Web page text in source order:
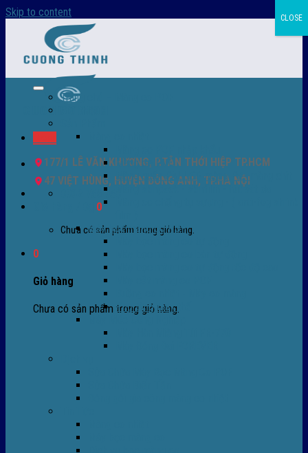
Skip to content
177/1 LÊ VĂN KHƯƠNG, P.TÂN THỚI HIỆP TP.HCM
47 VIỆT HÙNG, HUYỆN ĐÔNG ANH, TP.HÀ NỘI
0932 756 950
0
Chưa có sản phẩm trong giỏ hàng.
0
Giỏ hàng
Chưa có sản phẩm trong giỏ hàng.
Trang chủ – Màng co POF
Màng co PVC
Màng quấn PALLET- màng PE- màng chit
Màng skinpack - skinfilm - hút sát da
Máy bọc màng co POF
Phụ tùng thay thế
CLOSE